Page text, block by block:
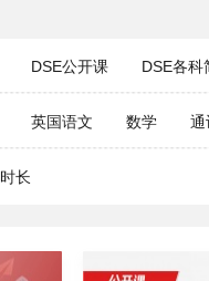
DSE公开课 DSE各科
英国语文 数学 通
时长